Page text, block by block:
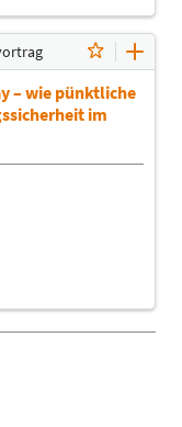
– wie pünktliche
im